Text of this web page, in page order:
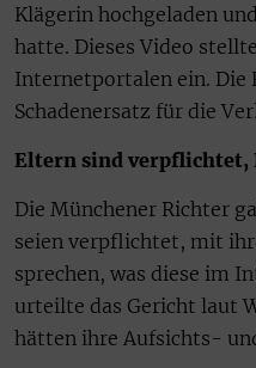
Klägerin hochgeladen
hatte. Dieses Video
Internetportalen ein. Die
Schadenersatz für die
Eltern sind verpflichtet,
Die Münchener Richter
seien verpflichtet, mit
sprechen, was diese im
urteilte das Gericht laut
hätten ihre Aufsichts-